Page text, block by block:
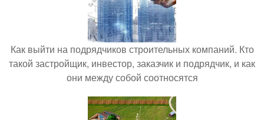
Как выйти на подрядчиков строительных компаний. Кто
такой застройщик, инвестор, заказчик и подрядчик, и как
они между собой соотносятся